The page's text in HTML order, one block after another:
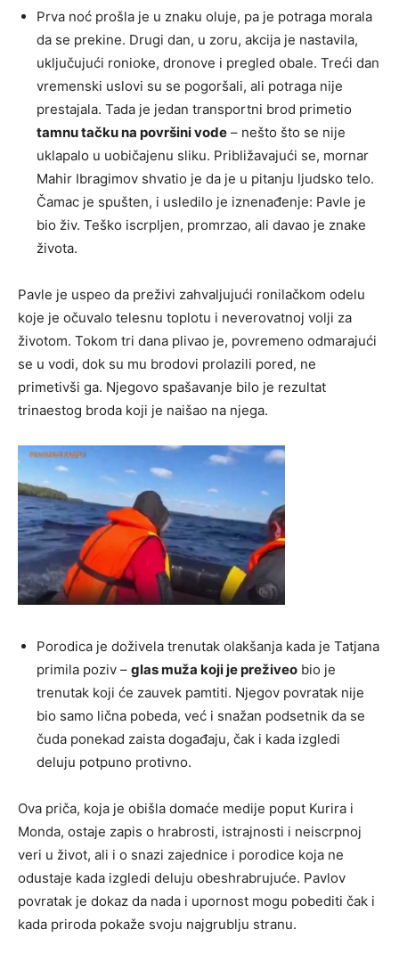
Prva noć prošla je u znaku oluje, pa je potraga morala
da se prekine. Drugi dan, u zoru, akcija je nastavila,
uključujući ronioke, dronove i pregled obale. Treći dan
vremenski uslovi su se pogoršali, ali potraga nije
prestajala. Tada je jedan transportni brod primetio
tamnu tačku na površini vode – nešto što se nije
uklapalo u uobičajenu sliku. Približavajući se, mornar
Mahir Ibragimov shvatio je da je u pitanju ljudsko telo.
Čamac je spušten, i usledilo je iznenađenje: Pavle je
bio živ. Teško iscrpljen, promrzao, ali davao je znake
života.
Pavle je uspeo da preživi zahvaljujući ronilačkom odelu
koje je očuvalo telesnu toplotu i neverovatnoj volji za
životom. Tokom tri dana plivao je, povremeno odmarajući
se u vodi, dok su mu brodovi prolazili pored, ne
primetivši ga. Njegovo spašavanje bilo je rezultat
trinaestog broda koji je naišao na njega.
Porodica je doživela trenutak olakšanja kada je Tatjana
primila poziv – glas muža koji je preživeo bio je
trenutak koji će zauvek pamtiti. Njegov povratak nije
bio samo lična pobeda, već i snažan podsetnik da se
čuda ponekad zaista događaju, čak i kada izgledi
deluju potpuno protivno.
Ova priča, koja je obišla domaće medije poput Kurira i
Monda, ostaje zapis o hrabrosti, istrajnosti i neiscrpnoj
veri u život, ali i o snazi zajednice i porodice koja ne
odustaje kada izgledi deluju obeshrabrujuće. Pavlov
povratak je dokaz da nada i upornost mogu pobediti čak i
kada priroda pokaže svoju najgrublju stranu.